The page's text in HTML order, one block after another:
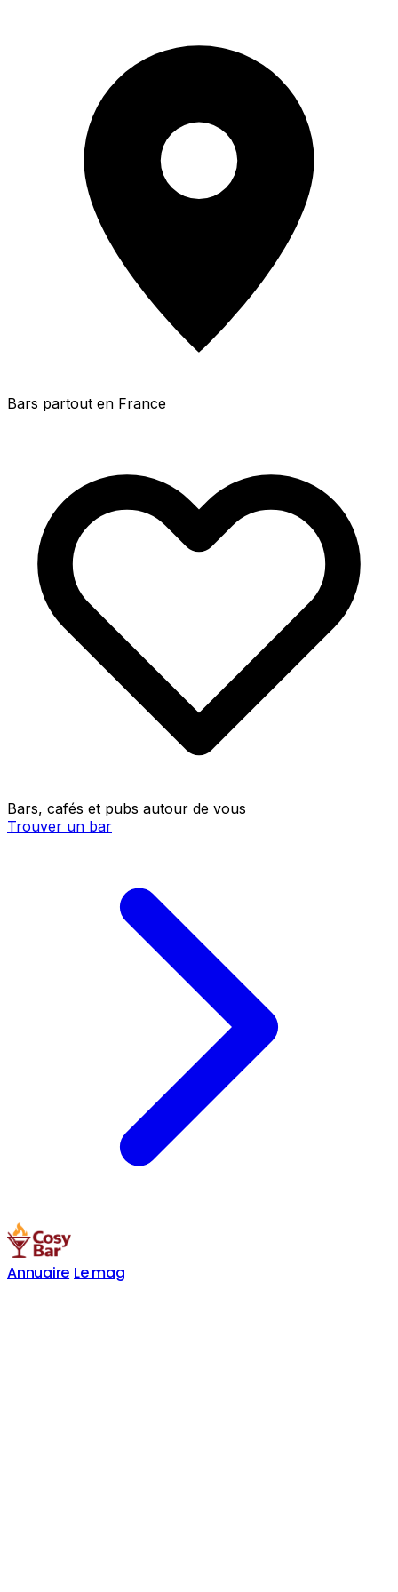
Bars partout en France
Bars, cafés et pubs autour de vous
Trouver un bar
Annuaire Le mag